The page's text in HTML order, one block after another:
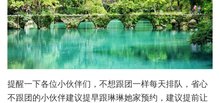
提醒一下各位小伙伴们，不想跟团一样每天排队，省心
不跟团的小伙伴建议提早跟琳琳她家预约，建议提前让